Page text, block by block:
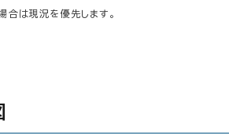
合は現況を優先します。